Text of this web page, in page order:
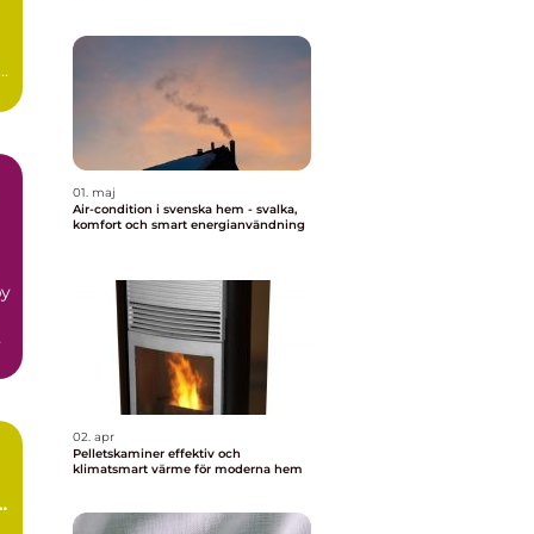
01. maj
Air-condition i svenska hem - svalka,
komfort och smart energianvändning
02. apr
Pelletskaminer effektiv och
klimatsmart värme för moderna hem